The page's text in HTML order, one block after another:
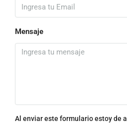
Mensaje
Al enviar este formulario estoy de